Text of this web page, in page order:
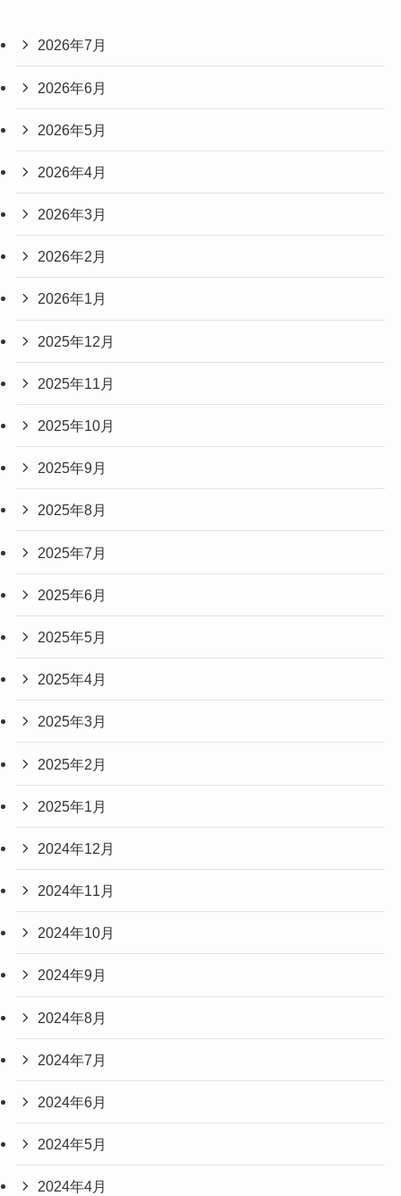
2026年7月
2026年6月
2026年5月
2026年4月
2026年3月
2026年2月
2026年1月
2025年12月
2025年11月
2025年10月
2025年9月
2025年8月
2025年7月
2025年6月
2025年5月
2025年4月
2025年3月
2025年2月
2025年1月
2024年12月
2024年11月
2024年10月
2024年9月
2024年8月
2024年7月
2024年6月
2024年5月
2024年4月